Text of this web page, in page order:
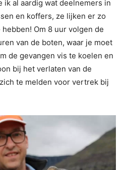
ik al aardig wat deelnemers in
en koffers, ze lijken er zo
Om 8 uur volgen de
van de boten, waar je moet
de gevangen vis te koelen en
bij het verlaten van de
te melden voor vertrek bij